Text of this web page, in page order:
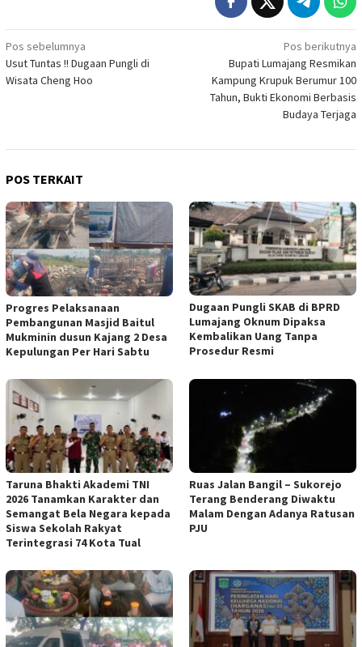
Navigasi
pos
Pos sebelumnya
Usut Tuntas !! Dugaan Pungli di
Wisata Cheng Hoo
Pos berikutnya
Bupati Lumajang Resmikan
Kampung Krupuk Berumur 100
Tahun, Bukti Ekonomi Berbasis
Budaya Terjaga
POS TERKAIT
Progres Pelaksanaan
Pembangunan Masjid Baitul
Mukminin dusun Kajang 2 Desa
Kepulungan Per Hari Sabtu
Dugaan Pungli SKAB di BPRD
Lumajang Oknum Dipaksa
Kembalikan Uang Tanpa
Prosedur Resmi
Taruna Bhakti Akademi TNI
2026 Tanamkan Karakter dan
Semangat Bela Negara kepada
Siswa Sekolah Rakyat
Terintegrasi 74 Kota Tual
Ruas Jalan Bangil – Sukorejo
Terang Benderang Diwaktu
Malam Dengan Adanya Ratusan
PJU